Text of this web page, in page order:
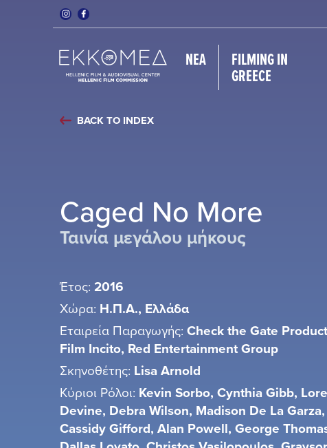
ΝΈΑ FILMING IN
GREECE
BACK TO INDEX
Caged No More
Ταινία μεγάλου μήκους
Έτος: 2016
Χώρα: Η.Π.Α., Ελλάδα
Εταιρεία Παραγωγής: Check the Gate
Film Incito, Red Entertainment Group
Σκηνοθέτης: Lisa Arnold
Κύριοι Ρόλοι: Kevin Sorbo, Cynthia Gibb,
Devine, Debra Wilson, Madison De La Garza,
Cassidy Gifford, Alan Powell, George